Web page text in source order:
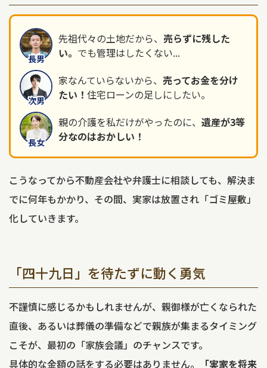
長男
先祖代々の土地だから、 売らずに残した
い。 でも管理はしたくない...
次男
家なんていらないから、 売ってお金を分け
たい！ 住宅ローンの足しにしたい。
長女
親の介護を私だけがやったのに、 遺産が3等
分なのはおかしい！
こうなってから不動産会社や弁護士に相談しても、解決ま
でに何年もかかり、その間、実家は放置され「ゴミ屋敷」
化していきます。
「四十九日」を待たずに動く勇気
不謹慎に感じるかもしれませんが、親御様が亡くなられた
直後、あるいは葬儀の準備などで親族が集まるタイミング
こそが、最初の「家族会議」のチャンスです。
具体的な金額の話をする必要はありません。
「実家を将来